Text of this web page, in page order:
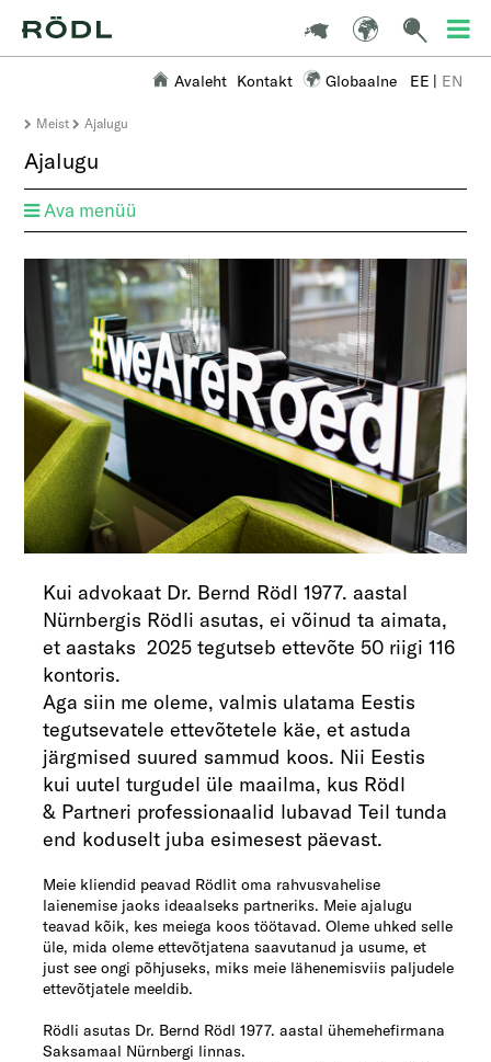
Avaleht Kontakt Globaalne EE | EN
Meist Ajalugu
Ajalugu
Ava menüü
Kui advokaat Dr. Bernd Rödl 1977. aastal
Nürnbergis Rödli asutas, ei võinud ta aimata,
et aastaks 2025 tegutseb ettevõte 50 riigi 116
kontoris.
Aga siin me oleme, valmis ulatama Eestis
tegutsevatele ettevõtetele käe, et astuda
järgmised suured sammud koos. Nii Eestis
kui uutel turgudel üle maailma, kus Rödl
& Partneri professionaalid lubavad Teil tunda
end koduselt juba esimesest päevast.
Meie kliendid peavad Rödlit oma rahvusvahelise
laienemise jaoks ideaalseks partneriks. Meie ajalugu
teavad kõik, kes meiega koos töötavad. Oleme uhked selle
üle, mida oleme ettevõtjatena saavutanud ja usume, et
just see ongi põhjuseks, miks meie lähenemisviis paljudele
ettevõtjatele meeldib.
Rödli asutas Dr. Bernd Rödl 1977. aastal ühemehefirmana
Saksamaal Nürnbergi linnas.